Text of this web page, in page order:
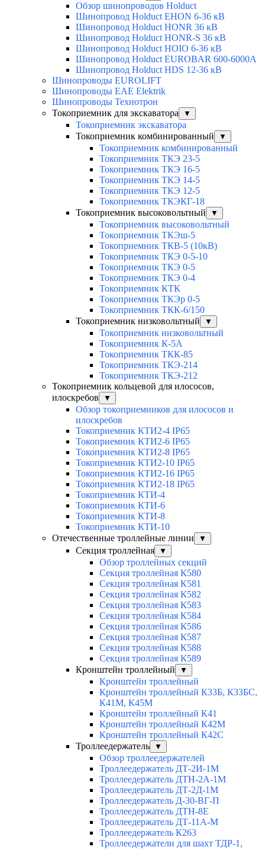
Обзор шинопроводов Holduct
Шинопровод Holduct EHON 6-36 кВ
Шинопровод Holduct HONR 36 кВ
Шинопровод Holduct HONR-S 36 кВ
Шинопровод Holduct HOIO 6-36 кВ
Шинопровод Holduct EUROBAR 600-6000A
Шинопровод Holduct HDS 12-36 кВ
Шинопроводы EUROLIFT
Шинопроводы EAE Elektrik
Шинопроводы Технотрон
Токоприемник для экскаватора
▼
Токоприемник экскаватора
Токоприемник комбинированный
▼
Токоприемник комбинированный
Токоприемник ТКЭ 23-5
Токоприемник ТКЭ 16-5
Токоприемник ТКЭ 14-5
Токоприемник ТКЭ 12-5
Токоприемник ТКЭКГ-18
Токоприемник высоковольтный
▼
Токоприемник высоковольтный
Токоприемник ТКЭш-5
Токоприемник ТКВ-5 (10кВ)
Токоприемник ТКЭ 0-5-10
Токоприемник ТКЭ 0-5
Токоприемник ТКЭ 0-4
Токоприемник КТК
Токоприемник ТКЭр 0-5
Токоприемник ТКК-6/150
Токоприемник низковольтный
▼
Токоприемник низковольтный
Токоприемник К-5А
Токоприемник ТКК-85
Токоприемник ТКЭ-214
Токоприемник ТКЭ-212
Токоприемник кольцевой для илососов,
илоскребов
▼
Обзор токоприемников для илососов и
илоскребов
Токоприемник КТИ2-4 IP65
Токоприемник КТИ2-6 IP65
Токоприемник КТИ2-8 IP65
Токоприемник КТИ2-10 IP65
Токоприемник КТИ2-16 IP65
Токоприемник КТИ2-18 IP65
Токоприемник КТИ-4
Токоприемник КТИ-6
Токоприемник КТИ-8
Токоприемник КТИ-10
Отечественные троллейные линии
▼
Секция троллейная ▼
Обзор троллейных секций
Секция троллейная К580
Секция троллейная К581
Секция троллейная К582
Секция троллейная К583
Секция троллейная К584
Секция троллейная К586
Секция троллейная К587
Секция троллейная К588
Секция троллейная К589
Кронштейн троллейный
▼
Кронштейн троллейный
Кронштейн троллейный К33Б, К33БС,
К41М, К45М
Кронштейн троллейный К41
Кронштейн троллейный К42М
Кронштейн троллейный К42С
Троллеедержатель
▼
Обзор троллеедержателей
Троллеедержатель ДТ-2И-1М
Троллеедержатель ДТН-2А-1М
Троллеедержатель ДТ-2Д-1М
Троллеедержатель Д-30-ВГ-П
Троллеедержатель ДТН-8Е
Троллеедержатель ДТ-11А-М
Троллеедержатель К263
Троллеедержатели для шахт ТДР-1,